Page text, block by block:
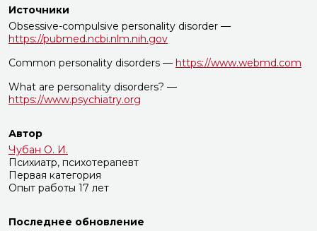
Источники
Obsessive-compulsive personality disorder —
https://pubmed.ncbi.nlm.nih.gov
Common personality disorders — https://www.webmd.com
What are personality disorders? —
https://www.psychiatry.org
Автор
Чубан О. И.
Психиатр, психотерапевт
Первая категория
Опыт работы 17 лет
Последнее обновление